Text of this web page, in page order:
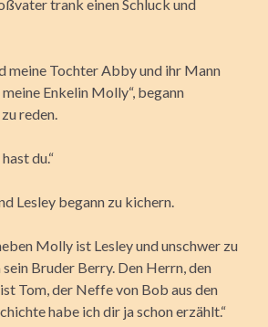
trank einen Schluck und
meine Tochter Abby und ihr Mann
Enkelin Molly“, begann
reden.
du.“
Lesley begann zu kichern.
Molly ist Lesley und unschwer zu
Bruder Berry. Den Herrn, den
Tom, der Neffe von Bob aus den
habe ich dir ja schon erzählt.“